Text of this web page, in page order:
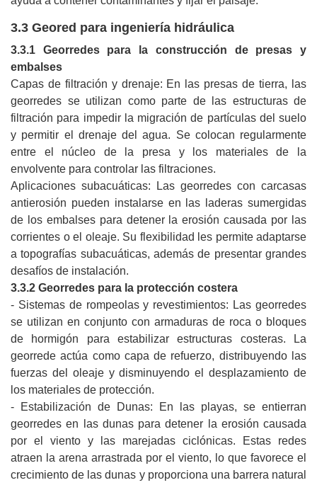
3.3 Geored para ingeniería hidráulica
3.3.1 Georredes para la construcción de presas y
embalses
Capas de filtración y drenaje: En las presas de tierra, las
georredes se utilizan como parte de las estructuras de
filtración para impedir la migración de partículas del suelo
y permitir el drenaje del agua. Se colocan regularmente
entre el núcleo de la presa y los materiales de la
envolvente para controlar las filtraciones.
Aplicaciones subacuáticas: Las georredes con carcasas
antierosión pueden instalarse en las laderas sumergidas
de los embalses para detener la erosión causada por las
corrientes o el oleaje. Su flexibilidad les permite adaptarse
a topografías subacuáticas, además de presentar grandes
desafíos de instalación.
3.3.2 Georredes para la protección costera
- Sistemas de rompeolas y revestimientos: Las georredes
se utilizan en conjunto con armaduras de roca o bloques
de hormigón para estabilizar estructuras costeras. La
georrede actúa como capa de refuerzo, distribuyendo las
fuerzas del oleaje y disminuyendo el desplazamiento de
los materiales de protección.
- Estabilización de Dunas: En las playas, se entierran
georredes en las dunas para detener la erosión causada
por el viento y las marejadas ciclónicas. Estas redes
atraen la arena arrastrada por el viento, lo que favorece el
crecimiento de las dunas y proporciona una barrera natural